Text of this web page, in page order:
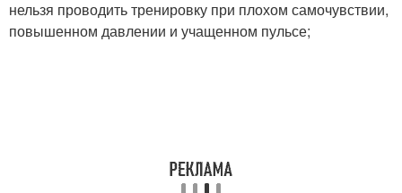
нельзя проводить тренировку при плохом самочувствии,
повышенном давлении и учащенном пульсе;